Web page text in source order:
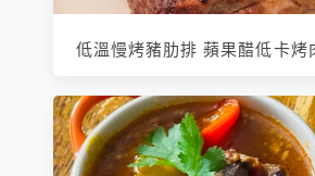
低溫慢烤豬肋排 蘋果醋低卡烤